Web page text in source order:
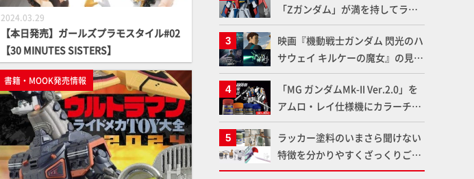
2024.03.29
【本日発売】ガールズプラモスタイル#02
【30 MINUTES SISTERS】
書籍・MOOK発売情報
ッカー塗料の未来とは？
「Zガンダム」が満を持してライ
ンナップ！ウェイブライダーへの
変形、劇中どおりのプロポーショ
ンを再現【機動戦士Zガンダム】
映画『機動戦士ガンダム 閃光のハ
サウェイ キルケーの魔女』の見放
題配信が8月31日（月）よりスタ
ート！Prime Videoで国内独占配
信
「MG ガンダムMk-II Ver.2.0」を
アムロ・レイ仕様機にカラーチェ
ンジ!! ラッカー塗料の定番技法を
押さえるだけでハイクオリティの
作例に!!【試し読み】
ラッカー塗料のいまさら聞けない
特徴を分かりやすくざっくりご紹
介！ 水性塗料との差を確認しよ